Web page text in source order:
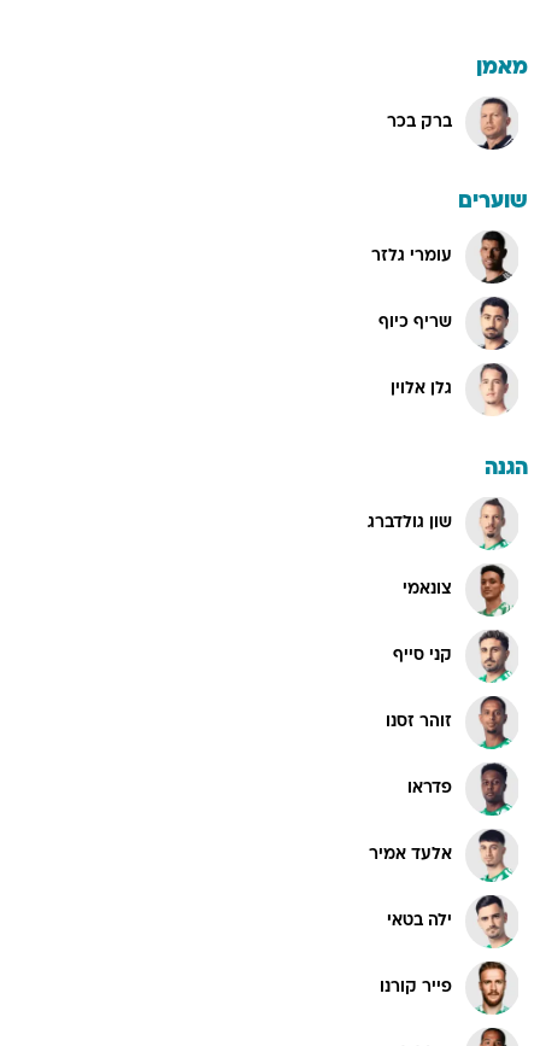
מאמן
ברק בכר
שוערים
עומרי גלזר
שריף כיוף
גלן אלוין
הגנה
שון גולדברג
צונאמי
קני סייף
זוהר זסנו
פדראו
אלעד אמיר
ילה בטאי
פייר קורנו